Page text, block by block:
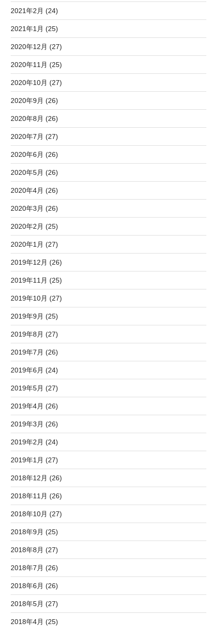
2021年2月 (24)
2021年1月 (25)
2020年12月 (27)
2020年11月 (25)
2020年10月 (27)
2020年9月 (26)
2020年8月 (26)
2020年7月 (27)
2020年6月 (26)
2020年5月 (26)
2020年4月 (26)
2020年3月 (26)
2020年2月 (25)
2020年1月 (27)
2019年12月 (26)
2019年11月 (25)
2019年10月 (27)
2019年9月 (25)
2019年8月 (27)
2019年7月 (26)
2019年6月 (24)
2019年5月 (27)
2019年4月 (26)
2019年3月 (26)
2019年2月 (24)
2019年1月 (27)
2018年12月 (26)
2018年11月 (26)
2018年10月 (27)
2018年9月 (25)
2018年8月 (27)
2018年7月 (26)
2018年6月 (26)
2018年5月 (27)
2018年4月 (25)